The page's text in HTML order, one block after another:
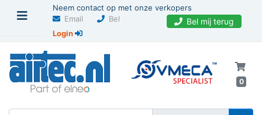
Neem contact op met onze verkopers
Email
Bel Bel mij terug
Login
0